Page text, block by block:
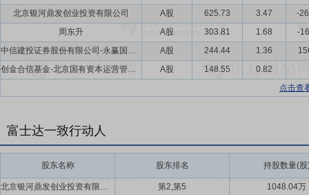
北京银河鼎发创业投资有限公司
A股 625.73 3.47
-
周东升
A股 303.81 1.68
-
中信建投证券股份有限公司-永赢国证商用卫星通信产业交易型开放式指数证券投资基金
A股 244.44 1.36
创金合信基金-北京国有资本运营管理有限公司-创金合信北交所精选单一资产管理计划
A股 148.55
0.82
点击查
富士达一致行动人
股东名称 股东排名 持股数量(股
北京银河鼎发创业投资有限公司,吉林省国家汽车电子产业创业投资有限责任公司 第2,第5
1048.04万